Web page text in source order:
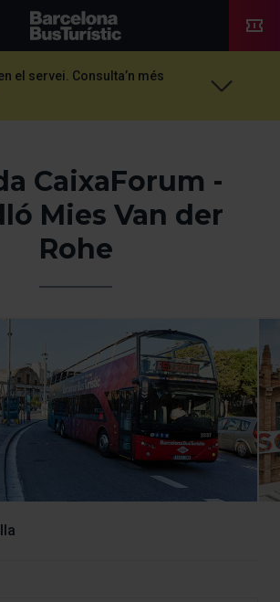
TMB-OCI
el servei. Consulta’n més
CaixaForum -
Mies Van der
Rohe